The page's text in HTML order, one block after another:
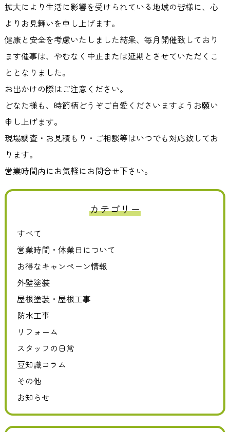
拡大により生活に影響を受けられている地域の皆様に、心
よりお見舞いを申し上げます。
健康と安全を考慮いたしました結果、毎月開催致しており
ます催事は、やむなく中止または延期とさせていただくこ
ととなりました。
お出かけの際はご注意ください。
どなた様も、時節柄どうぞご自愛くださいますようお願い
申し上げます。
現場調査・お見積もり・ご相談等はいつでも対応致してお
ります。
営業時間内にお気軽にお問合せ下さい。
カテゴリー
すべて
営業時間・休業日について
お得なキャンペーン情報
外壁塗装
屋根塗装・屋根工事
防水工事
リフォーム
スタッフの日常
豆知識コラム
その他
お知らせ